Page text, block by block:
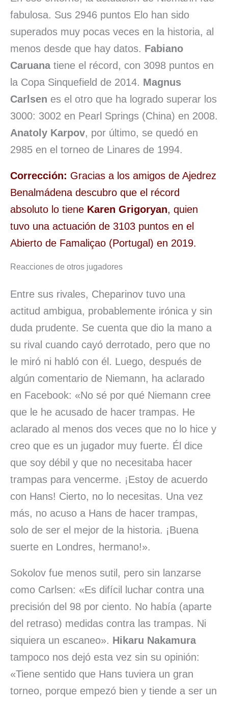
fabulosa. Sus 2946 puntos Elo han sido
superados muy pocas veces en la historia, al
menos desde que hay datos. Fabiano
Caruanatiene el récord, con 3098 puntos en
la Copa Sinquefield de 2014. Magnus
Carlsen es el otro que ha logrado superar los
3000: 3002 en Pearl Springs (China) en 2008.
Anatoly Karpov, por último, se quedó en
2985 en el torneo de Linares de 1994.
Corrección: Gracias a los amigos de Ajedrez
Benalmádena descubro que el récord
absoluto lo tiene Karen Grigoryan, quien
tuvo una actuación de 3103 puntos en el
Abierto de Famaliçao (Portugal) en 2019.
Reacciones de otros jugadores
Entre sus rivales, Cheparinov tuvo una
actitud ambigua, probablemente irónica y sin
duda prudente. Se cuenta que dio la mano a
su rival cuando cayó derrotado, pero que no
le miró ni habló con él. Luego, después de
algún comentario de Niemann, ha aclarado
en Facebook: «No sé por qué Niemann cree
que le he acusado de hacer trampas. He
aclarado al menos dos veces que no lo hice y
creo que es un jugador muy fuerte. Él dice
que soy débil y que no necesitaba hacer
trampas para vencerme. ¡Estoy de acuerdo
con Hans! Cierto, no lo necesitas. Una vez
más, no acuso a Hans de hacer trampas,
solo de ser el mejor de la historia. ¡Buena
suerte en Londres, hermano!».
Sokolov fue menos sutil, pero sin lanzarse
como Carlsen: «Es difícil luchar contra una
precisión del 98 por ciento. No había (aparte
del retraso) medidas contra las trampas. Ni
siquiera un escaneo». Hikaru Nakamura
tampoco nos dejó esta vez sin su opinión:
«Tiene sentido que Hans tuviera un gran
torneo, porque empezó bien y tiende a ser un